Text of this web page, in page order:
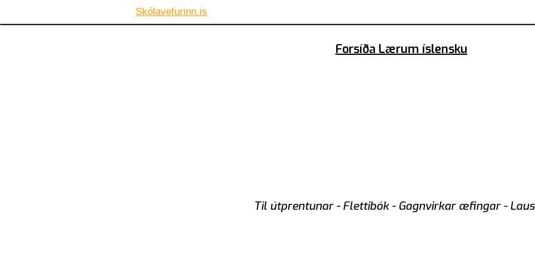
Forsíða Lærum íslensku
Til útprentunar - Flettibók - Gagnvirkar æfingar -
Skólavefurinn.is